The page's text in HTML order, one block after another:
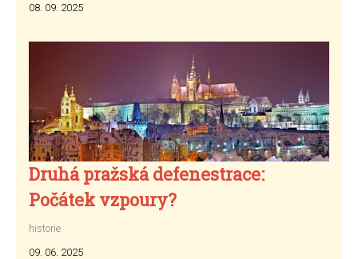
08. 09. 2025
Druhá pražská defenestrace:
Počátek vzpoury?
historie
09. 06. 2025